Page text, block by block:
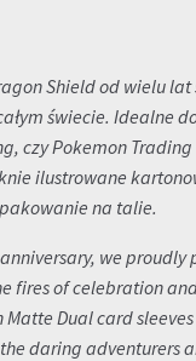
Shield od wielu lat
świecie. Idealne
czy Pokemon Trading
ilustrowane
na talie.
we proudly
fires of celebration
Matte Dual card
daring adventurers